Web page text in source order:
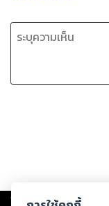
“หื้อ! แล้วไง” คำพูดป
หน้าขึ้นมามองตาของ
“เธอก็แต่งไปสิ แต่ก่
Copyright © 2026